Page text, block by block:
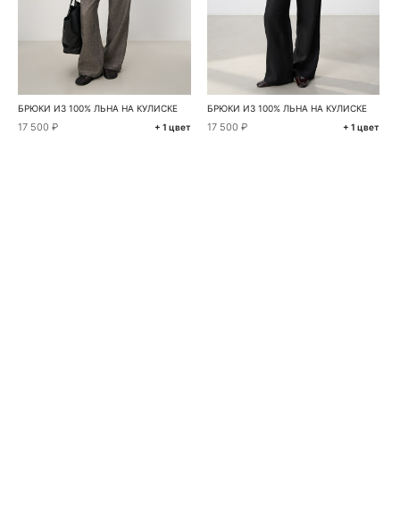
БРЮКИ ИЗ 100% ЛЬНА НА КУЛИСКЕ
17 500 ₽ + 1 цвет
БРЮКИ ИЗ 100% ЛЬНА НА КУЛИСКЕ
17 500 ₽ + 1 цвет